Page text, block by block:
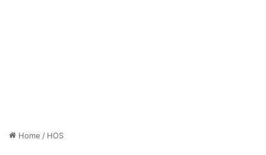
Home / HOS